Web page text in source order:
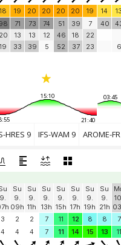
18 19 20 20 20 20 19 14
20
19
71
13
33
73
13
39
74
12
5
51
46
52
39
18
37
7
22
23
40
6
15:10
21:40
03:45
HRES 9 IFS-WAM 9 AROME-
9.
Su
9.
09h
Su
9.
11h
Su
9.
13h
Su
9.
15h
Su
9.
17h
Su
9.
19h
Su
9.
21h
3 2 2 7 11 12 8 8
7
4 4 4 7 11 14 15 13 11